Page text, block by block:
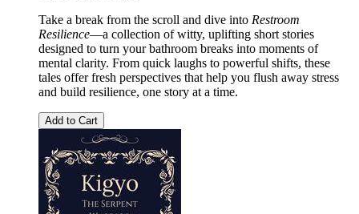
Take a break from the scroll and dive into Restroom
Resilience—a collection of witty, uplifting short stories
designed to turn your bathroom breaks into moments of
mental clarity. From quick laughs to powerful shifts, these
tales offer fresh perspectives that help you flush away stress
and build resilience, one story at a time.
Add to Cart